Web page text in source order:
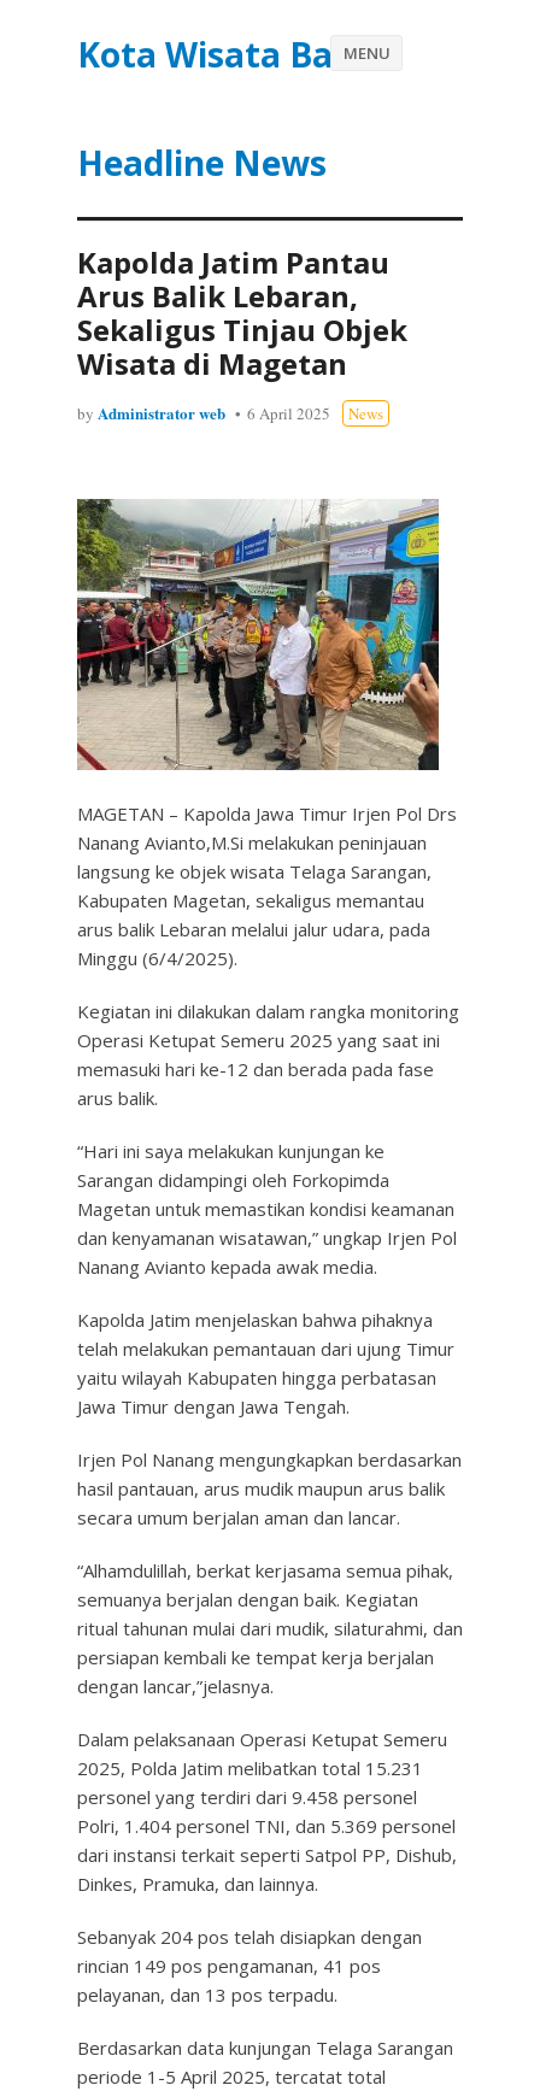
Kota Wisata Batu
Headline News
MENU
Kapolda Jatim Pantau
Arus Balik Lebaran,
Sekaligus Tinjau Objek
Wisata di Magetan
by Administrator web 6 April 2025 News
MAGETAN – Kapolda Jawa Timur Irjen Pol Drs
Nanang Avianto,M.Si melakukan peninjauan
langsung ke objek wisata Telaga Sarangan,
Kabupaten Magetan, sekaligus memantau
arus balik Lebaran melalui jalur udara, pada
Minggu (6/4/2025).
Kegiatan ini dilakukan dalam rangka monitoring
Operasi Ketupat Semeru 2025 yang saat ini
memasuki hari ke-12 dan berada pada fase
arus balik.
“Hari ini saya melakukan kunjungan ke
Sarangan didampingi oleh Forkopimda
Magetan untuk memastikan kondisi keamanan
dan kenyamanan wisatawan,” ungkap Irjen Pol
Nanang Avianto kepada awak media.
Kapolda Jatim menjelaskan bahwa pihaknya
telah melakukan pemantauan dari ujung Timur
yaitu wilayah Kabupaten hingga perbatasan
Jawa Timur dengan Jawa Tengah.
Irjen Pol Nanang mengungkapkan berdasarkan
hasil pantauan, arus mudik maupun arus balik
secara umum berjalan aman dan lancar.
“Alhamdulillah, berkat kerjasama semua pihak,
semuanya berjalan dengan baik. Kegiatan
ritual tahunan mulai dari mudik, silaturahmi, dan
persiapan kembali ke tempat kerja berjalan
dengan lancar,”jelasnya.
Dalam pelaksanaan Operasi Ketupat Semeru
2025, Polda Jatim melibatkan total 15.231
personel yang terdiri dari 9.458 personel
Polri, 1.404 personel TNI, dan 5.369 personel
dari instansi terkait seperti Satpol PP, Dishub,
Dinkes, Pramuka, dan lainnya.
Sebanyak 204 pos telah disiapkan dengan
rincian 149 pos pengamanan, 41 pos
pelayanan, dan 13 pos terpadu.
Berdasarkan data kunjungan Telaga Sarangan
periode 1-5 April 2025, tercatat total